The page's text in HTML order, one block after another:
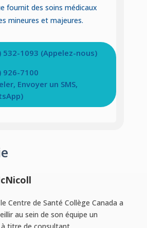
fournit des soins médicaux
mineures et majeures.
532-1093 (Appelez-nous)
926-7100
Envoyer un SMS,
Centre de Santé Collège Canada a
au sein de son équipe un